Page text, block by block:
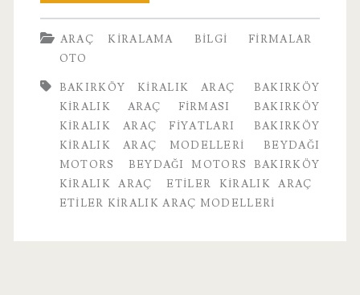
Kiralık
Araç
Hakkında
ARAÇ KIRALAMA BILGI
FIRMALAR
OTO
BAKIRKÖY KIRALIK ARAÇ
BAKIRKÖY
KIRALIK ARAÇ FIRMASI
BAKIRKÖY
KIRALIK ARAÇ FIYATLARI
BAKIRKÖY
KIRALIK ARAÇ MODELLERI
BEYDAĞI
MOTORS
BEYDAĞI MOTORS BAKIRKÖY
KIRALIK ARAÇ
ETILER KIRALIK ARAÇ
ETILER KIRALIK ARAÇ MODELLERI